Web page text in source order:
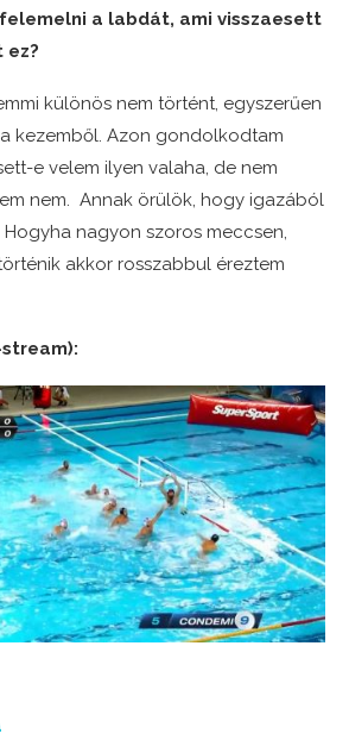
a labdát, ami visszaesett
ez?
különös nem történt, egyszerűen
kezemből. Azon gondolkodtam
e velem ilyen valaha, de nem
nem. Annak örülök, hogy igazából
Hogyha nagyon szoros meccsen,
akkor rosszabbul éreztem
stream):